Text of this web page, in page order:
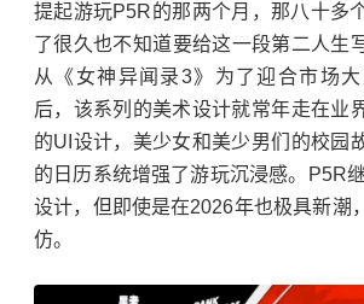
提起游玩P5R的那两个月，那八十多
了很久也不知道要给这一段第二人
从《女神异闻录3》为了迎合市场
后，该系列的美术设计就常年走在业
的UI设计，美少女和美少男们的校园
的日历系统增强了游玩沉浸感。P5R
设计，但即使是在2026年也极具新潮
仿。